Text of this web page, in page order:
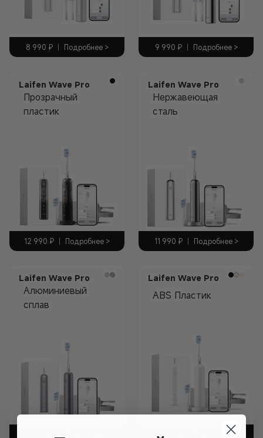
8 990 ₽ | Подробнее > 9 990 ₽ | Подробнее >
Laifen Wave Pro
Прозрачный
пластик
12 990 ₽ | Подробнее >
Laifen Wave Pro
Нержавеющая
сталь
11 990 ₽ | Подробнее >
Laifen Wave Pro
Алюминиевый
сплав
Laifen Wave Pro
ABS Пластик
8 990 Подробнее >